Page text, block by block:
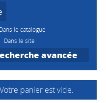
Dans le catalogue
Dans le site
avancée